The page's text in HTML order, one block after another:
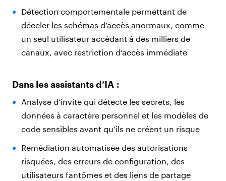
Détection comportementale permettant de
déceler les schémas d’accès anormaux, comme
un seul utilisateur accédant à des milliers de
canaux, avec restriction d’accès immédiate
Dans les assistants d’IA :
Analyse d’invite qui détecte les secrets, les
données à caractère personnel et les modèles de
code sensibles avant qu’ils ne créent un risque
Remédiation automatisée des autorisations
risquées, des erreurs de configuration, des
utilisateurs fantômes et des liens de partage